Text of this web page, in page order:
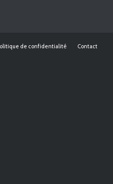
de confidentialité Contact